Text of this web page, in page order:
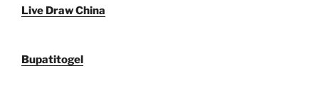
Live Draw China
Bupatitogel